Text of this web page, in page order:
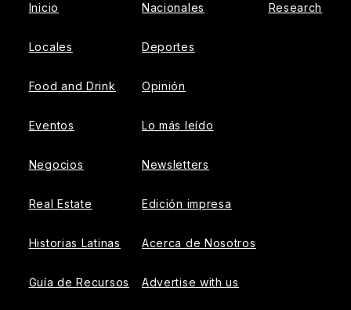
Inicio
Locales
Food and Drink
Eventos
Negocios
Real Estate
Historias Latinas
Guía de Recursos
Nacionales
Deportes
Opinión
Lo más leído
Newsletters
Edición impresa
Acerca de Nosotros
Advertise with us
Research